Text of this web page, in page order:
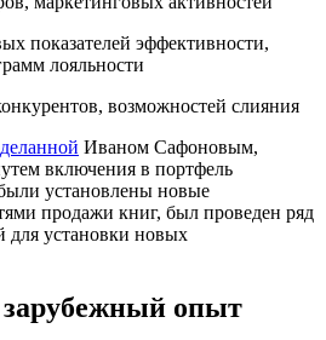
показателей эффективности,
лояльности
возможностей слияния
Иваном Сафоновым,
включения в портфель
установлены новые
продажи книг, был проведен ряд
установки новых
опыт